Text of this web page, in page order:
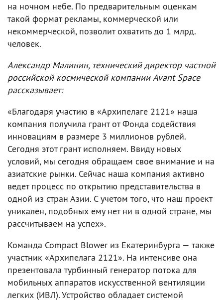
на ночном небе. По предварительным оценкам
такой формат рекламы, коммерческой или
некоммерческой, позволит охватить до 1 млрд.
человек.
Александр Малинин, технический директор частной
российской космической компании Avant Space
рассказывает:
«Благодаря участию в «Архипелаге 2121» наша
компания получила грант от Фонда содействия
инновациям в размере 3 миллионов рублей.
Сегодня этот грант исполняем. Ввиду новых
условий, мы сегодня обращаем свое внимание и на
азиатские рынки. Сейчас наша компания активно
ведет процесс по открытию представительства в
одной из стран Азии. С учетом того, что наш проект
уникален, подобных ему нет ни в одной стране, мы
рассчитываем на успех».
Команда Compact Blower из Екатеринбурга — также
участник «Архипелага 2121». На интенсиве она
презентовала турбинный генератор потока для
мобильных аппаратов искусственной вентиляции
легких (ИВЛ). Устройство обладает системой